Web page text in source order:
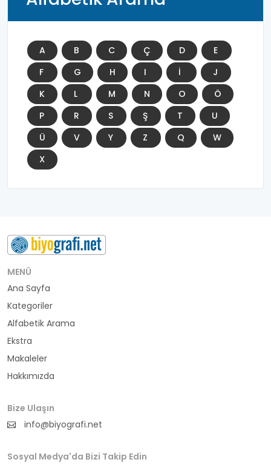
A B C Ç D
E
F
G H I İ
J
K
L M N O
Ö
P
R S Ş T
U
Ü
V Y Z Q
W
X
MENÜ
Ana Sayfa
Kategoriler
Alfabetik Arama
Ekstra
Makaleler
Hakkımızda
Bize Ulaşın
info@biyografi.net
Sosyal Medya'da Bizi Takip Edin